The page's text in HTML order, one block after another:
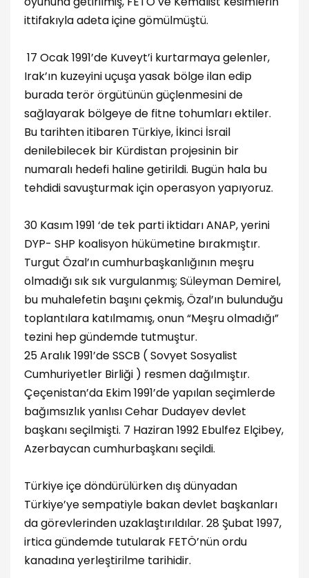
ittifakıyla adeta içine gömülmüştü.
17 Ocak 1991’de Kuveyt’i kurtarmaya gelenler,
Irak’ın kuzeyini uçuşa yasak bölge ilan edip
burada terör örgütünün güçlenmesini de
sağlayarak bölgeye de fitne tohumları ektiler.
Bu tarihten itibaren Türkiye, İkinci İsrail
denilebilecek bir Kürdistan projesinin bir
numaralı hedefi haline getirildi. Bugün hala bu
tehdidi savuşturmak için operasyon yapıyoruz.
30 Kasım 1991 ‘de tek parti iktidarı ANAP, yerini
DYP- SHP koalisyon hükümetine bırakmıştır.
Turgut Özal’ın cumhurbaşkanlığının meşru
olmadığı sık sık vurgulanmış; Süleyman Demirel,
bu muhalefetin başını çekmiş, Özal’ın bulunduğu
toplantılara katılmamış, onun “Meşru olmadığı”
tezini hep gündemde tutmuştur.
25 Aralık 1991’de SSCB ( Sovyet Sosyalist
Cumhuriyetler Birliği ) resmen dağılmıştır.
Çeçenistan’da Ekim 1991’de yapılan seçimlerde
bağımsızlık yanlısı Cehar Dudayev devlet
başkanı seçilmişti. 7 Haziran 1992 Ebulfez Elçibey,
Azerbaycan cumhurbaşkanı seçildi.
Türkiye içe döndürülürken dış dünyadan
Türkiye’ye sempatiyle bakan devlet başkanları
da görevlerinden uzaklaştırıldılar. 28 Şubat 1997,
irtica gündemde tutularak FETÖ’nün ordu
kanadına yerleştirilme tarihidir.